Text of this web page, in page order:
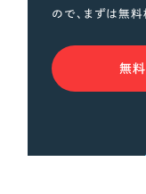
ので、まずは無料
無